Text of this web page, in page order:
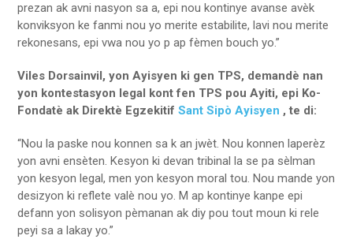
prezan ak avni nasyon sa a, epi nou kontinye avanse avèk
konviksyon ke fanmi nou yo merite estabilite, lavi nou merite
rekonesans, epi vwa nou yo p ap fèmen bouch yo.”
Viles Dorsainvil, yon Ayisyen ki gen TPS, demandè nan
yon kontestasyon legal kont fen TPS pou Ayiti, epi Ko-
Fondatè ak Direktè Egzekitif Sant Sipò Ayisyen , te di:
“Nou la paske nou konnen sa k an jwèt. Nou konnen laperèz
yon avni ensèten. Kesyon ki devan tribinal la se pa sèlman
yon kesyon legal, men yon kesyon moral tou. Nou mande yon
desizyon ki reflete valè nou yo. M ap kontinye kanpe epi
defann yon solisyon pèmanan ak diy pou tout moun ki rele
peyi sa a lakay yo.”